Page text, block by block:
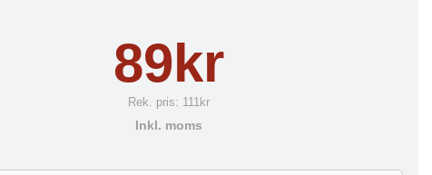
89kr
Rek. pris: 111kr
Inkl. moms